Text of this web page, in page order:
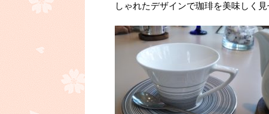
しゃれたデザインで珈琲を美味しく